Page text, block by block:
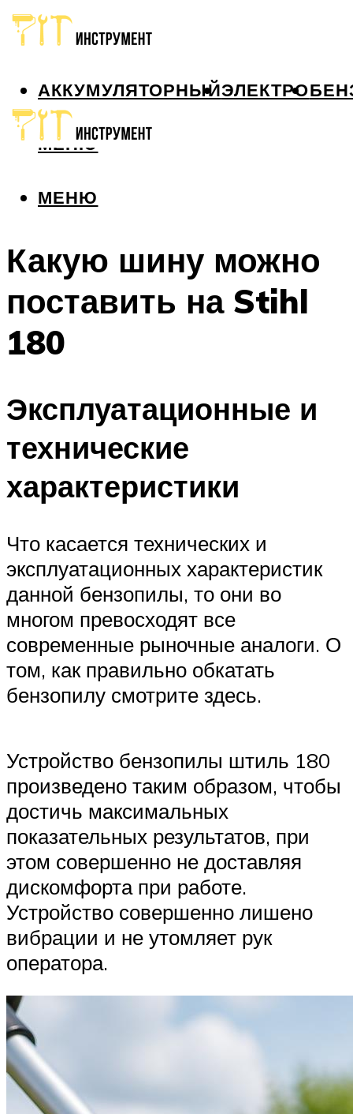
АККУМУЛЯТОРНЫЙЭЛЕКТРО
МЕНЮ
МЕНЮ
Какую шину можно
поставить на Stihl
180
Эксплуатационные и
технические
характеристики
Что касается технических и
эксплуатационных характеристик
данной бензопилы, то они во
многом превосходят все
современные рыночные аналоги. О
том, как правильно обкатать
бензопилу смотрите здесь.
Устройство бензопилы штиль 180
произведено таким образом, чтобы
достичь максимальных
показательных результатов, при
этом совершенно не доставляя
дискомфорта при работе.
Устройство совершенно лишено
вибрации и не утомляет рук
оператора.